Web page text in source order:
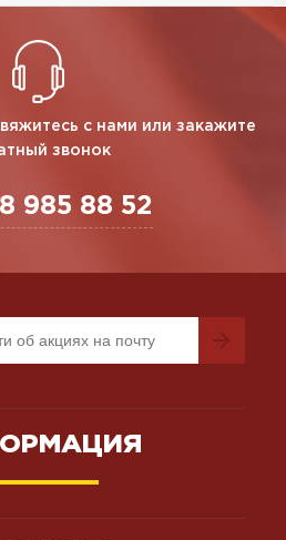
с нами или закажите
звонок
985 88 52